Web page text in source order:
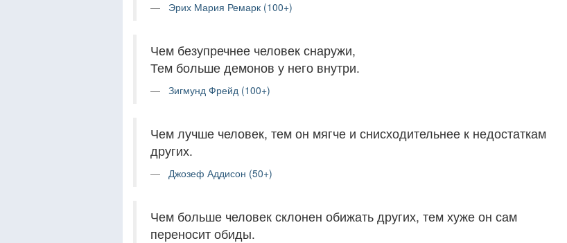
Эрих Мария Ремарк (100+)
Чем безупречнее человек снаружи,
Тем больше демонов у него внутри.
Зигмунд Фрейд (100+)
Чем лучше человек, тем он мягче и снисходительнее к недостаткам
других.
Джозеф Аддисон (50+)
Чем больше человек склонен обижать других, тем хуже он сам
переносит обиды.